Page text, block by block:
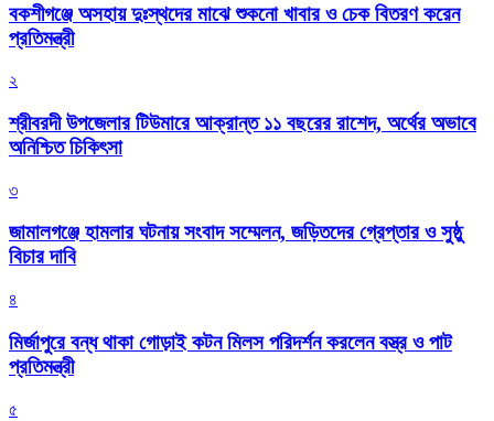
বকশীগঞ্জে অসহায় দুঃস্থদের মাঝে শুকনো খাবার ও চেক বিতরণ করেন
প্রতিমন্ত্রী
২
শ্রীবরদী উপজেলার টিউমারে আক্রান্ত ১১ বছরের রাশেদ, অর্থের অভাবে
অনিশ্চিত চিকিৎসা
৩
জামালগঞ্জে হামলার ঘটনায় সংবাদ সম্মেলন, জড়িতদের গ্রেপ্তার ও সুষ্ঠু
বিচার দাবি
৪
মির্জাপুরে বন্ধ থাকা গোড়াই কটন মিলস পরিদর্শন করলেন বস্ত্র ও পাট
প্রতিমন্ত্রী
৫